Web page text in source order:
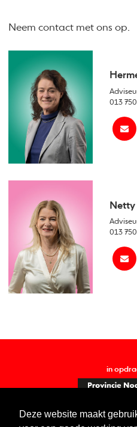
Deze website maakt
Neem contact met ons op.
013
013
in